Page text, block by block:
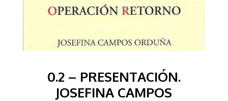
0.2 – PRESENTACIÓN.
JOSEFINA CAMPOS